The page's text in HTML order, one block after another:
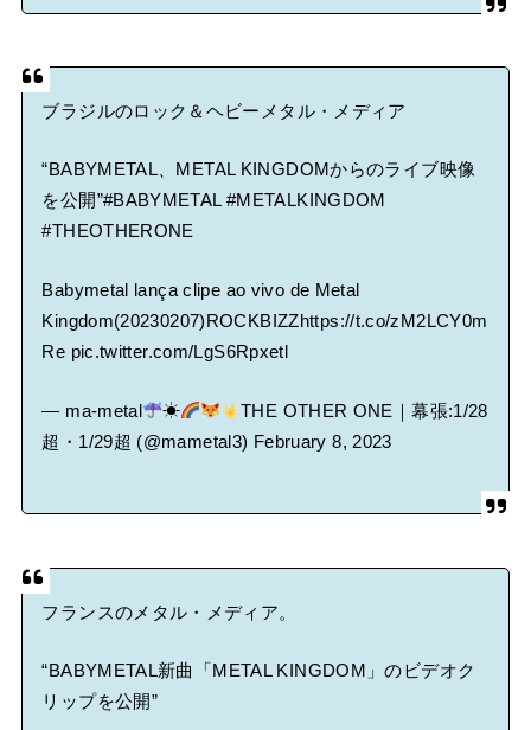
ブラジルのロック＆ヘビーメタル・メディア
“BABYMETAL、METAL KINGDOMからのライブ映像
を公開”#BABYMETAL #METALKINGDOM
#THEOTHERONE
Babymetal lança clipe ao vivo de Metal
Kingdom(20230207)ROCKBIZZhttps://t.co/zM2LCY0m
Re pic.twitter.com/LgS6Rpxetl
— ma-metal ☀
THE OTHER ONE｜幕張:1/28
超・1/29超 (@mametal3) February 8, 2023
フランスのメタル・メディア。
“BABYMETAL新曲「METAL KINGDOM」のビデオク
リップを公開”